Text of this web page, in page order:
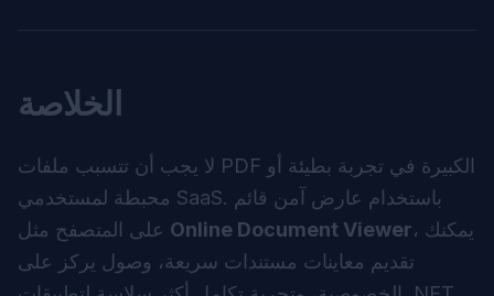
الخلاصة
لا يجب أن تتسبب ملفات PDF الكبيرة في تجربة بطيئة أو
محبطة لمستخدمي SaaS. باستخدام عارض آمن قائم
Online Document Viewer، يمكنك
تقديم معاينات مستندات سريعة، وصول يركز على